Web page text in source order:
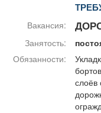
Вакансия:
Занятость:
Обязанности:
слоёв